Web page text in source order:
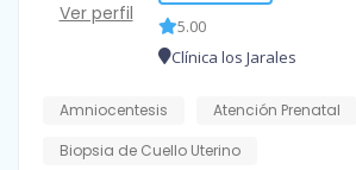
Ver perfil
5.00
Clínica los Jarales
Amniocentesis
Atención Prenatal
Biopsia de Cuello Uterino